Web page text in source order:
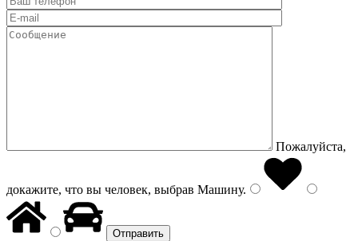
Пожалуйста,
докажите, что вы человек, выбрав Машину.